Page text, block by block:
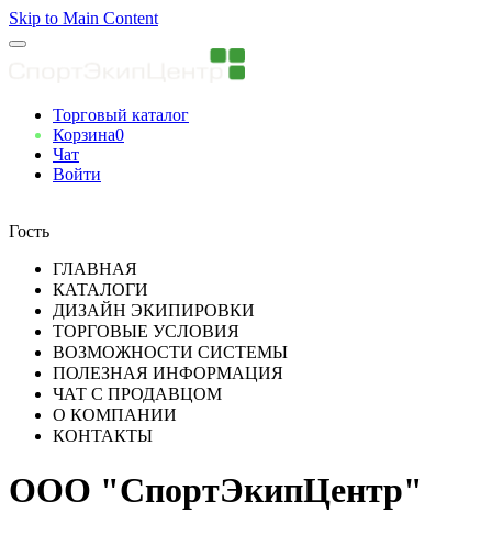
Skip to Main Content
Торговый каталог
Корзина0
Чат
Войти
Гость
ГЛАВНАЯ
КАТАЛОГИ
ДИЗАЙН ЭКИПИРОВКИ
ТОРГОВЫЕ УСЛОВИЯ
ВОЗМОЖНОСТИ СИСТЕМЫ
ПОЛЕЗНАЯ ИНФОРМАЦИЯ
ЧАТ С ПРОДАВЦОМ
О КОМПАНИИ
КОНТАКТЫ
ООО "СпортЭкипЦентр"